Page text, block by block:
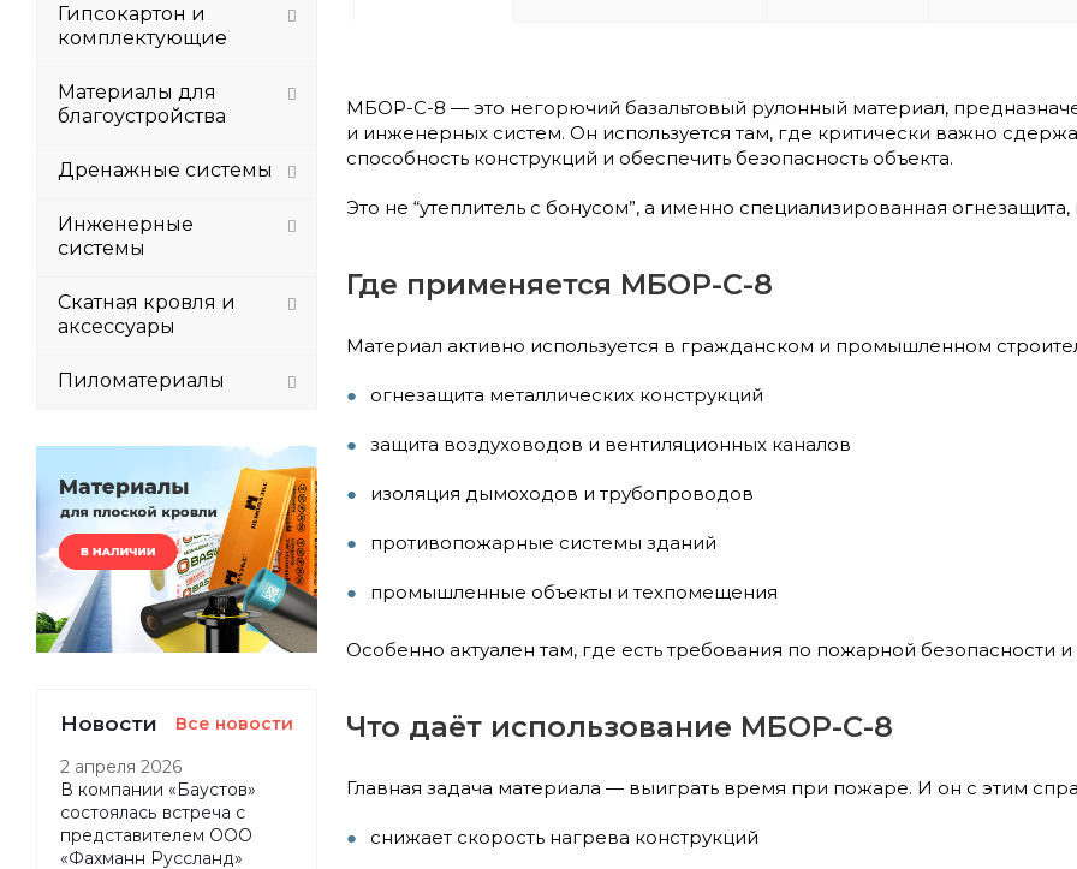
МБОР-С-8 — это негорючий базальтовый рулонный материал,
и инженерных систем. Он используется там, где критически важно
способность конструкций и обеспечить безопасность объекта.
Это не “утеплитель с бонусом”, а именно специализированная
Где применяется МБОР-С-8
Материал активно используется в гражданском и промышленном
огнезащита металлических конструкций
защита воздуховодов и вентиляционных каналов
изоляция дымоходов и трубопроводов
противопожарные системы зданий
промышленные объекты и техпомещения
Особенно актуален там, где есть требования по пожарной безопасности
Что даёт использование МБОР-С-8
Главная задача материала — выиграть время при пожаре. И он с этим
снижает скорость нагрева конструкций
Гипсокартон и
комплектующие
Материалы для
благоустройства
Дренажные системы
Инженерные
системы
Скатная кровля и
аксессуары
Пиломатериалы
Новости Все новости
2 апреля 2026
В компании «Баустов»
состоялась встреча с
представителем ООО
«Фахманн Руссланд»